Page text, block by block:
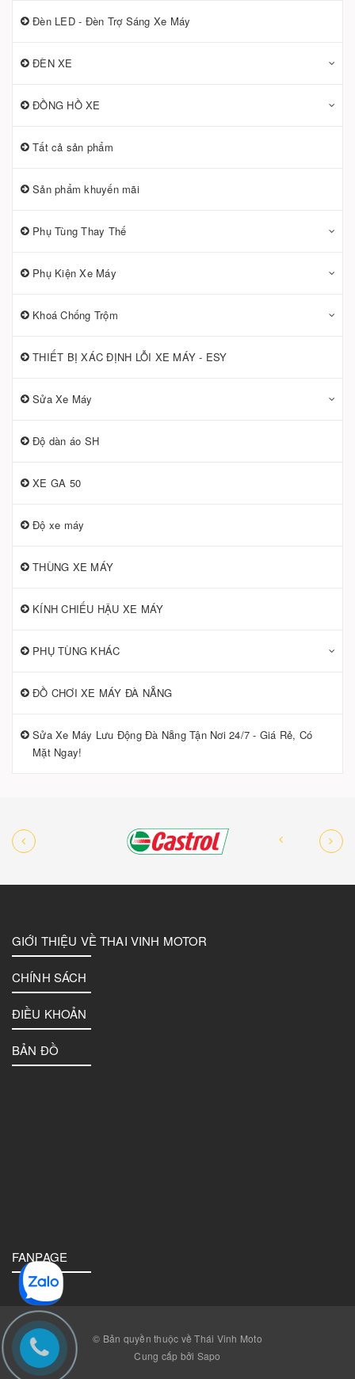
Đèn LED - Đèn Trợ Sáng Xe Máy
ĐÈN XE
ĐỒNG HỒ XE
Tất cả sản phẩm
Sản phẩm khuyến mãi
Phụ Tùng Thay Thế
Phụ Kiện Xe Máy
Khoá Chống Trộm
THIẾT BỊ XÁC ĐỊNH LỖI XE MÁY - ESY
Sửa Xe Máy
Độ dàn áo SH
XE GA 50
Độ xe máy
THÙNG XE MÁY
KÍNH CHIẾU HẬU XE MÁY
PHỤ TÙNG KHÁC
ĐỒ CHƠI XE MÁY ĐÀ NẴNG
Sửa Xe Máy Lưu Động Đà Nẵng Tận Nơi 24/7 - Giá Rẻ, Có
Mặt Ngay!
GIỚI THIỆU VỀ THAI VINH MOTOR
CHÍNH SÁCH
ĐIỀU KHOẢN
BẢN ĐỒ
FANPAGE
© Bản quyền thuộc về Thái Vinh Moto
Cung cấp bởi Sapo